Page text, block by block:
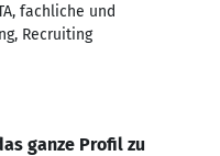
fachliche und
Recruiting
ganze Profil zu